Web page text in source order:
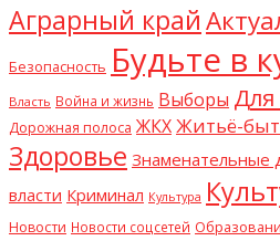
Аграрный край
Безопасность Будьте в
Власть Война и жизнь Выборы Для
Дорожная полоса ЖКХЖитьё-
Здоровье Знаменательные
власти Криминал Культура
Новости Новости соцсетей